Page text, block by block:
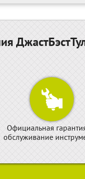
Официальная
обслуживание